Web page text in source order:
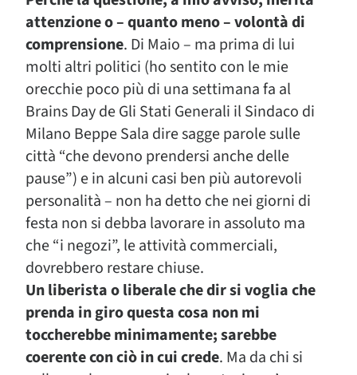
attenzione o – quanto meno – volontà di
comprensione. Di Maio – ma prima di lui
molti altri politici (ho sentito con le mie
orecchie poco più di una settimana fa al
Brains Day de Gli Stati Generali il Sindaco di
Milano Beppe Sala dire sagge parole sulle
città “che devono prendersi anche delle
pause”) e in alcuni casi ben più autorevoli
personalità – non ha detto che nei giorni di
festa non si debba lavorare in assoluto ma
che “i negozi”, le attività commerciali,
dovrebbero restare chiuse.
Un liberista o liberale che dir si voglia che
prenda in giro questa cosa non mi
toccherebbe minimamente; sarebbe
coerente con ciò in cui crede. Ma da chi si